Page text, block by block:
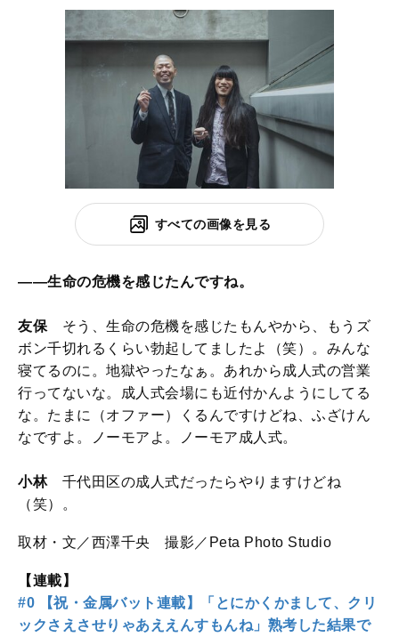
すべての画像を見る
――生命の危機を感じたんですね。
友保 そう、生命の危機を感じたもんやから、もうズ
ボン千切れるくらい勃起してましたよ（笑）。みんな
寝てるのに。地獄やったなぁ。あれから成人式の営業
行ってないな。成人式会場にも近付かんようにしてる
な。たまに（オファー）くるんですけどね、ふざけん
なですよ。ノーモアよ。ノーモア成人式。
小林千代田区の成人式だったらやりますけどね
（笑）。
取材・文／西澤千央 撮影／Peta Photo Studio
【連載】
#0 【祝・金属バット連載】「とにかくかまして、クリ
ックさえさせりゃあええんすもんね」熟考した結果で